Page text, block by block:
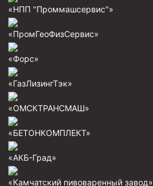
Шламометаллоуловитель ШМУ
Обурочный комплекс ОК
заводным зубом
Магнитные ловители
Фрезеры арбузообразные
Калибраторы расширители
Фрезеры Барракуда
«НПП "Проммашсервис"»
«ПромГеоФизСервис»
«Форс»
«ГазЛизингТэк»
«ОМСКТРАНСМАШ»
«БЕТОНКОМПЛЕКТ»
«АКБ-Град»
«Камчатский пивоваренный завод»